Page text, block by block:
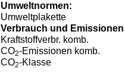
Umweltnormen:
Umweltplakette
Verbrauch und Emissionen
Kraftstoffverbr. komb.
CO2-Emissionen komb.
CO2-Klasse